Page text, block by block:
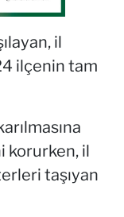
il
ilçenin tam
korurken, il
taşıyan